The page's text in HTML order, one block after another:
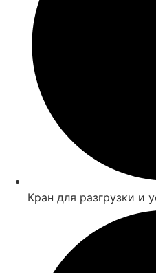
Кран для разгрузки и